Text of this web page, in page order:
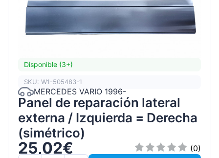
Disponible (3+)
SKU: W1-505483-1
MERCEDES VARIO 1996-
Panel de reparación lateral
externa / Izquierda = Derecha
(simétrico)
25,02€
(0)